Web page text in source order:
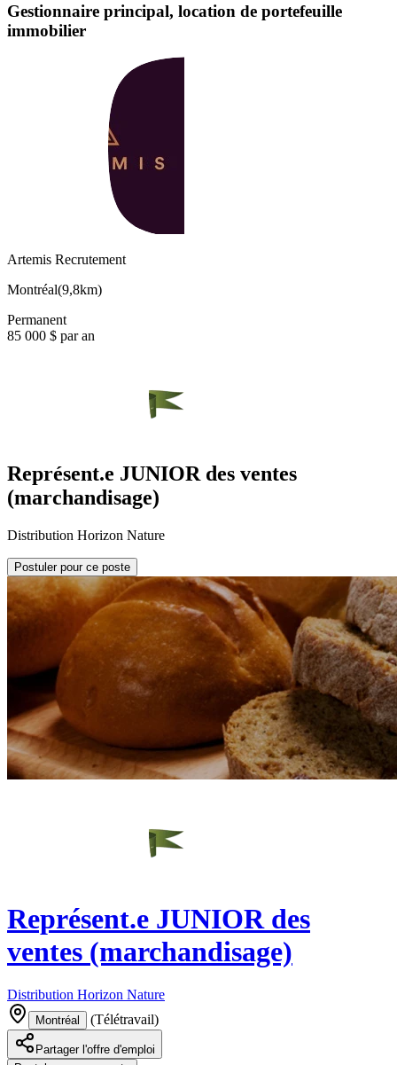
Gestionnaire principal, location de portefeuille
immobilier
Artemis Recrutement
Montréal(9,8km)
Permanent
85 000 $ par an
Représent.e JUNIOR des ventes
(marchandisage)
Distribution Horizon Nature
Postuler pour ce poste
Représent.e JUNIOR des
ventes (marchandisage)
Distribution Horizon Nature
Montréal (Télétravail)
Partager l'offre d'emploi